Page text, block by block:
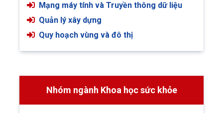
Mạng máy tính và Truyền thông dữ liệu
Quản lý xây dựng
Quy hoạch vùng và đô thị
Nhóm ngành Khoa học sức khỏe